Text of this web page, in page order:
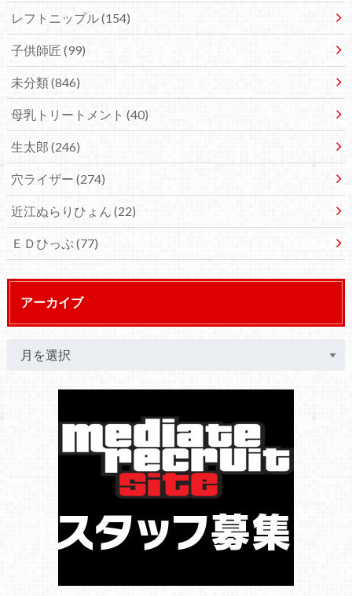
レフトニップル(154)
子供師匠 (99)
未分類(846)
母乳トリートメント (40)
生太郎 (246)
穴ライザー (274)
近江ぬらりひょん (22)
ＥＤひっぷ(77)
アーカイブ